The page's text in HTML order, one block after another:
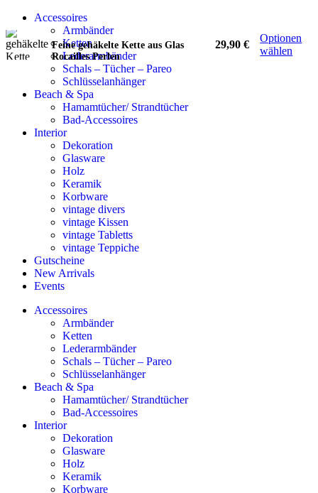
Feine gehäkelte Kette aus Glas
Rocailles Perlen
29,90€
Optionen
wählen
Accessoires
Armbänder
Ketten
Lederarmbänder
Schals – Tücher – Pareo
Schlüsselanhänger
Beach & Spa
Hamamtücher/ Strandtücher
Bad-Accessoires
Interior
Dekoration
Glasware
Holz
Keramik
Korbware
vintage divers
vintage Kissen
vintage Tabletts
vintage Teppiche
Gutscheine
New Arrivals
Events
Accessoires
Armbänder
Ketten
Lederarmbänder
Schals – Tücher – Pareo
Schlüsselanhänger
Beach & Spa
Hamamtücher/ Strandtücher
Bad-Accessoires
Interior
Dekoration
Glasware
Holz
Keramik
Korbware